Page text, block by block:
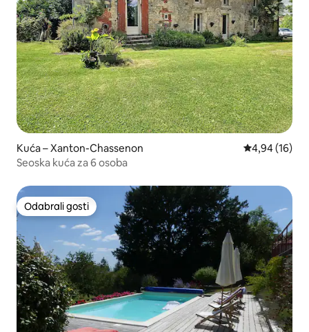
Kuća – Xanton-Chassenon Prosječna
4,94 (16)
Seoska kuća za 6 osoba
Odabrali gosti
Odabrali gosti